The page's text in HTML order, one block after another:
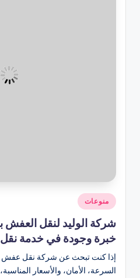
نُشر
في
منوعات
خبرة وجودة في خدمة نقل
إذا كنت تبحث عن شركة نقل عفش
السرعة، الأمان، والأسعار